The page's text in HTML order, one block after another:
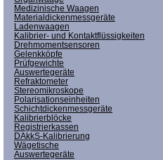
Medizinische Waagen
Materialdickenmessgeräte
Ladenwaagen
Kalibrier- und Kontaktflüssigkeiten
Drehmomentsensoren
Gelenkköpfe
Prüfgewichte
Auswertegeräte
Refraktometer
Stereomikroskope
Polarisationseinheiten
Schichtdickenmessgeräte
Kalibrierblöcke
Registrierkassen
DAkkS-Kalibrierung
Wägetische
Auswertegeräte